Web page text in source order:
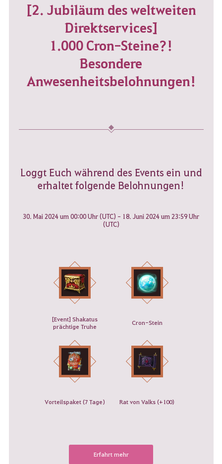
[2. Jubiläum des weltweiten
Direktservices]
1.000 Cron-Steine?!
Besondere
Anwesenheitsbelohnungen!
Loggt Euch während des Events ein und
erhaltet folgende Belohnungen!
30. Mai 2024 um 00:00 Uhr (UTC) - 18. Juni 2024 um 23:59 Uhr
(UTC)
[Event] Shakatus
prächtige Truhe
Cron-Stein
Vorteilspaket (7 Tage) Rat von Valks (+100)
Erfahrt mehr